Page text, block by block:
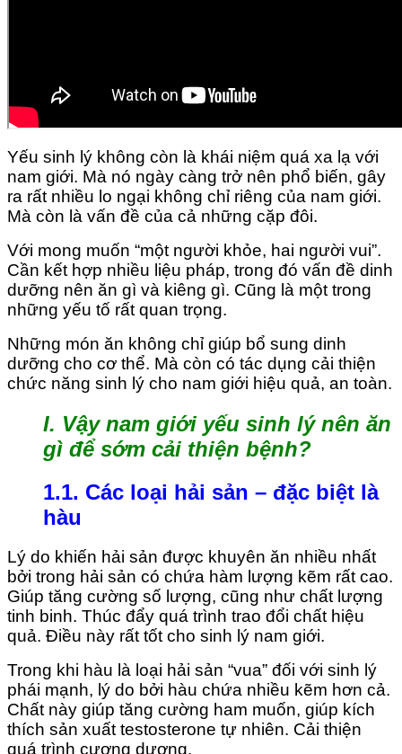
Yếu sinh lý không còn là khái niệm quá xa lạ với
nam giới. Mà nó ngày càng trở nên phổ biến, gây
ra rất nhiều lo ngại không chỉ riêng của nam giới.
Mà còn là vấn đề của cả những cặp đôi.
Với mong muốn “một người khỏe, hai người vui”.
Cần kết hợp nhiều liệu pháp, trong đó vấn đề dinh
dưỡng nên ăn gì và kiêng gì. Cũng là một trong
những yếu tố rất quan trọng.
Những món ăn không chỉ giúp bổ sung dinh
dưỡng cho cơ thể. Mà còn có tác dụng cải thiện
chức năng sinh lý cho nam giới hiệu quả, an toàn.
I. Vậy nam giới yếu sinh lý nên ăn
gì để sớm cải thiện bệnh?
1.1. Các loại hải sản – đặc biệt là
hàu
Lý do khiến hải sản được khuyên ăn nhiều nhất
bởi trong hải sản có chứa hàm lượng kẽm rất cao.
Giúp tăng cường số lượng, cũng như chất lượng
tinh binh. Thúc đẩy quá trình trao đổi chất hiệu
quả. Điều này rất tốt cho sinh lý nam giới.
Trong khi hàu là loại hải sản “vua” đối với sinh lý
phái mạnh, lý do bởi hàu chứa nhiều kẽm hơn cả.
Chất này giúp tăng cường ham muốn, giúp kích
thích sản xuất testosterone tự nhiên. Cải thiện
quá trình cương dương.